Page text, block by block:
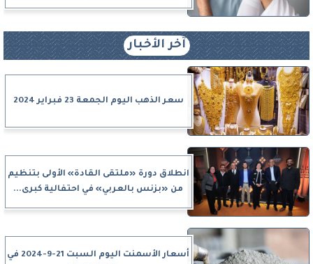
آخر الأخبار
سعر الذهب اليوم الجمعة 23 فبراير 2024
انطلاق دورة «ملتقى القادة» الأولى بتنظيم
من «بزنس بالعربي» في احتفالية كبرى...
أسعار الأسمنت اليوم السبت 21-9-2024 في